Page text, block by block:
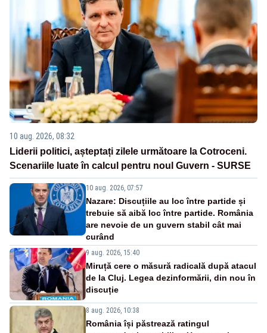
10 aug. 2026, 08:32
Liderii politici, așteptați zilele următoare la Cotroceni.
Scenariile luate în calcul pentru noul Guvern - SURSE
10 aug. 2026, 07:57
Nazare: Discuțiile au loc între partide și
trebuie să aibă loc între partide. România
are nevoie de un guvern stabil cât mai
curând
9 aug. 2026, 15:40
Miruță cere o măsură radicală după atacul
de la Cluj. Legea dezinformării, din nou în
discuție
8 aug. 2026, 10:38
România își păstrează ratingul